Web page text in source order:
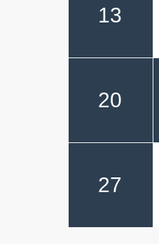
13
20
27